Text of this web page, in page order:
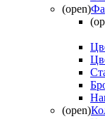
(open)
(open)